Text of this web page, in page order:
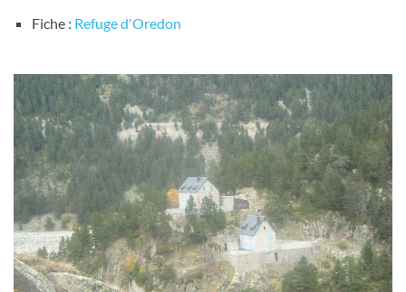
Fiche : Refuge d'Oredon